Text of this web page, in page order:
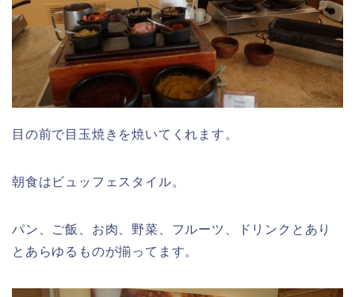
目の前で目玉焼きを焼いてくれます。
朝食はビュッフェスタイル。
パン、ご飯、お肉、野菜、フルーツ、ドリンクとあり
とあらゆるものが揃ってます。